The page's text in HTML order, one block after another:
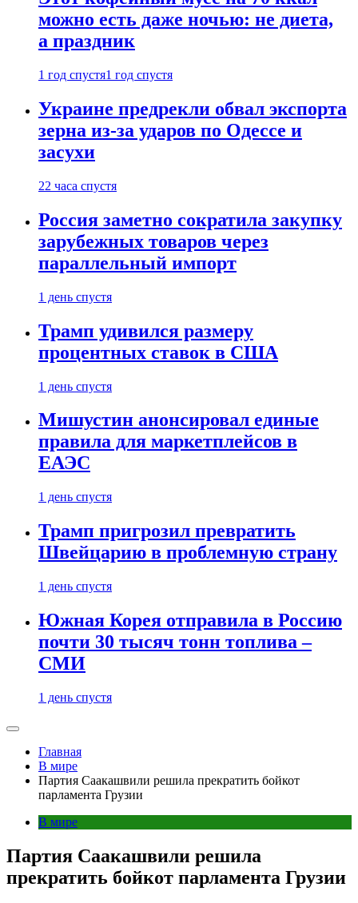
можно есть даже ночью: не диета,
а праздник
1 год спустя1 год спустя
Украине предрекли обвал экспорта
зерна из-за ударов по Одессе и
засухи
22 часа спустя
Россия заметно сократила закупку
зарубежных товаров через
параллельный импорт
1 день спустя
Трамп удивился размеру
процентных ставок в США
1 день спустя
Мишустин анонсировал единые
правила для маркетплейсов в
ЕАЭС
1 день спустя
Трамп пригрозил превратить
Швейцарию в проблемную страну
1 день спустя
Южная Корея отправила в Россию
почти 30 тысяч тонн топлива –
СМИ
1 день спустя
Главная
В мире
Партия Саакашвили решила прекратить бойкот
парламента Грузии
В мире
Партия Саакашвили решила
прекратить бойкот парламента Грузии